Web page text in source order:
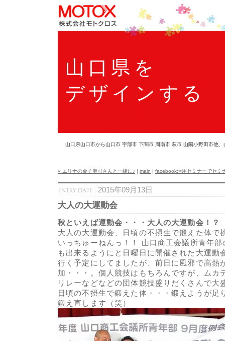
山口県を
デザインする
山口県山口市から山口市 宇部市 下関市 周南市 萩市 山陽小野田市他
« エリナの金子聖司さんと一緒に♪ | main | facebook活用セミナーでセミ
2015年09月13日
大人の大運動会
秋といえば運動会・・・大人の大運動会！？
大人の大運動会、日頃の不摂生で鍛えた体で
いっちゅーねんっ！！ 山口商工会議所青年
も出来るようにと日曜日に開催された大運動
行く予定にしてましたが、前日に風邪で高熱
加・・・。個人競技はもちろんですが、ムカ
リレーなどなどの団体競技盛りだくさんで大
日頃の不摂生で鍛えた体・・・鍛えようが足
鍛え直します（笑）